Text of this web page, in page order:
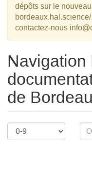
dépôts sur le
contactez-nous
Navigation
de